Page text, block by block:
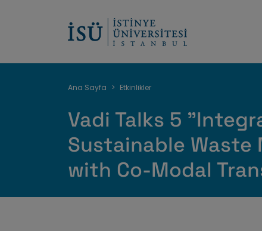
Sayfa
yolu
Ana Sayfa Etkinlikler
Vadi Talks 5
Sustainable Waste
with Co-Modal